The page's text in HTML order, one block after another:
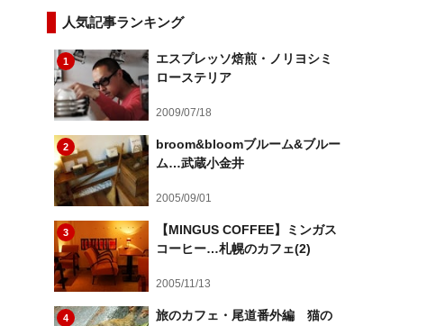
人気記事ランキング
1
エスプレッソ焙煎・ノリヨシミ
ローステリア
2009/07/18
2
broom&bloomブルーム&ブルー
ム…武蔵小金井
2005/09/01
3
【MINGUS COFFEE】ミンガス
コーヒー…札幌のカフェ(2)
2005/11/13
4
旅のカフェ・尾道番外編 猫の